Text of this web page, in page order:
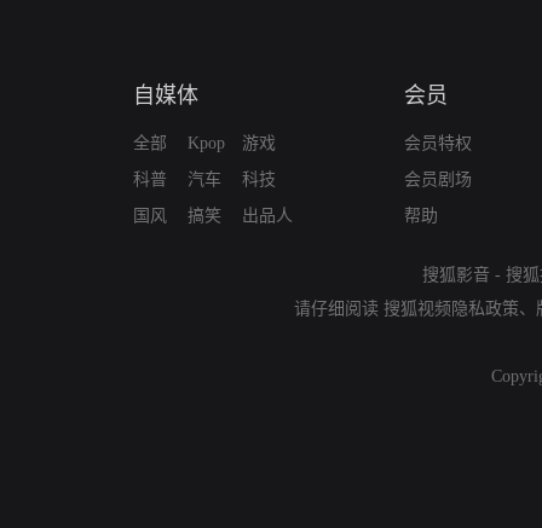
自媒体
全部
科普
国风
Kpop
汽车
搞笑
游戏
科技
出品人
会员
会员特权
会员剧场
帮助
搜狐影音 - 搜
请仔细阅读 搜狐视频隐私政策、